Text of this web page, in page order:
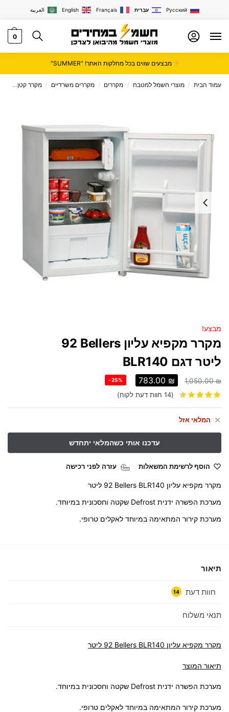
العربية English Français עִבְרִית Русский
0
מבצעים שווים בכל מחלקות האתר! "SUMMER"
עמוד הבית / מוצרי חשמל למטבח / מקררים / מקררים משרדיים / מקרר קטן
מבצע!
מקרר מקפיא עליון Bellers ‏92
‏ליטר דגם BLR140
1,050.00₪
783.00 ₪
-25%
(
14 חוות דעת לקוח)
המלאי אזל
הוסף לרשימת המשאלות עזרה לפני רכישה
מקרר מקפיא עליון Bellers BLR140 ‏92 ‏ליטר
מערכת הפשרה ידנית Defrost שקטה וחסכונית במיוחד.
מערכת קירור המתאימה במיוחד לאקלים טרופי.
תיאור
חוות דעת 14
תנאי משלוח
מקרר מקפיא עליון Bellers BLR140 ‏92 ‏ליטר
תיאור המוצר
מערכת הפשרה ידנית Defrost שקטה וחסכונית במיוחד.
מערכת קירור המתאימה במיוחד לאקלים טרופי.